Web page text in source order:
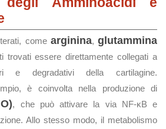
come arginina,glutammina
trovati essere direttamente collegati a
e degradativi della cartilagine.
è coinvolta nella produzione di
, che può attivare la via NF-κB e
Allo stesso modo, il metabolismo